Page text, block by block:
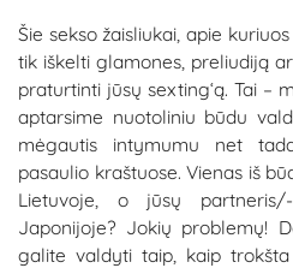
Šie sekso žaisliukai, apie
tik iškelti glamones, preliudiją
praturtinti jūsų sexting‘ą. Tai –
aptarsime nuotoliniu būdu
mėgautis intymumu net
pasaulio kraštuose. Vienas iš
Lietuvoje, o jūsų
Japonijoje? Jokių problemų!
galite valdyti taip, kaip